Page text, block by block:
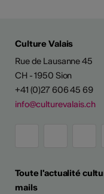
Culture Valais
Rue de Lausanne 45
CH - 1950 Sion
+41 (0)27 606 45 69
info@culturevalais.ch
Toute l'actualité
mails